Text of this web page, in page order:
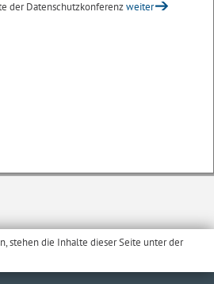
der Datenschutzkonferenzweiter
stehen die Inhalte dieser Seite unter der